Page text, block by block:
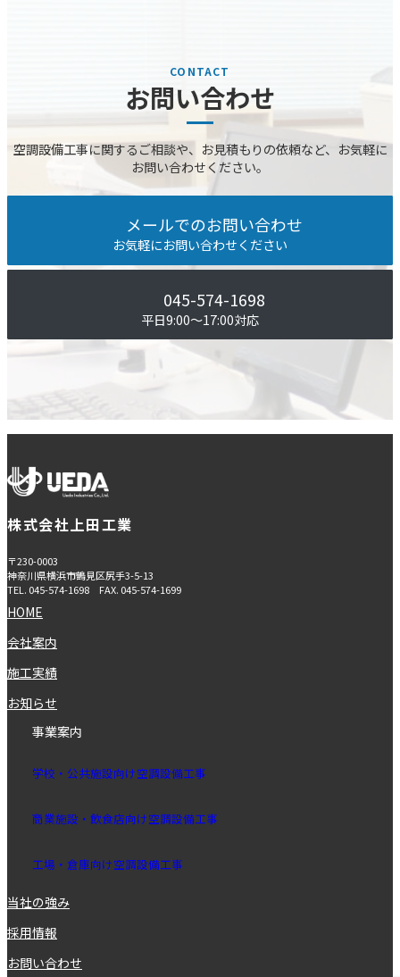
お問い合わせ
空調設備⼯事に関するご相談や、お⾒積もりの依頼など、お気軽に
お問い合わせください。
メールでのお問い合わせ
お気軽にお問い合わせください
045-574-1698
平⽇9:00〜17:00対応
株式会社上田工業
〒230-0003
神奈川県横浜市鶴見区尻手3-5-13
TEL. 045-574-1698 FAX. 045-574-1699
HOME
会社案内
施工実績
お知らせ
事業案内
学校・公共施設向け空調設備⼯事
商業施設・飲⾷店向け空調設備⼯事
⼯場・倉庫向け空調設備⼯事
当社の強み
採用情報
お問い合わせ